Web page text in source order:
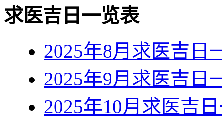
求医吉日一览表
2025年8月求医吉日
2025年9月求医吉日
2025年10月求医吉